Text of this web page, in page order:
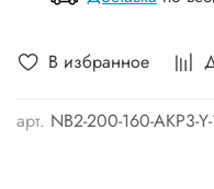
В избранное
арт. NB2-200-160-AKP3-Y-